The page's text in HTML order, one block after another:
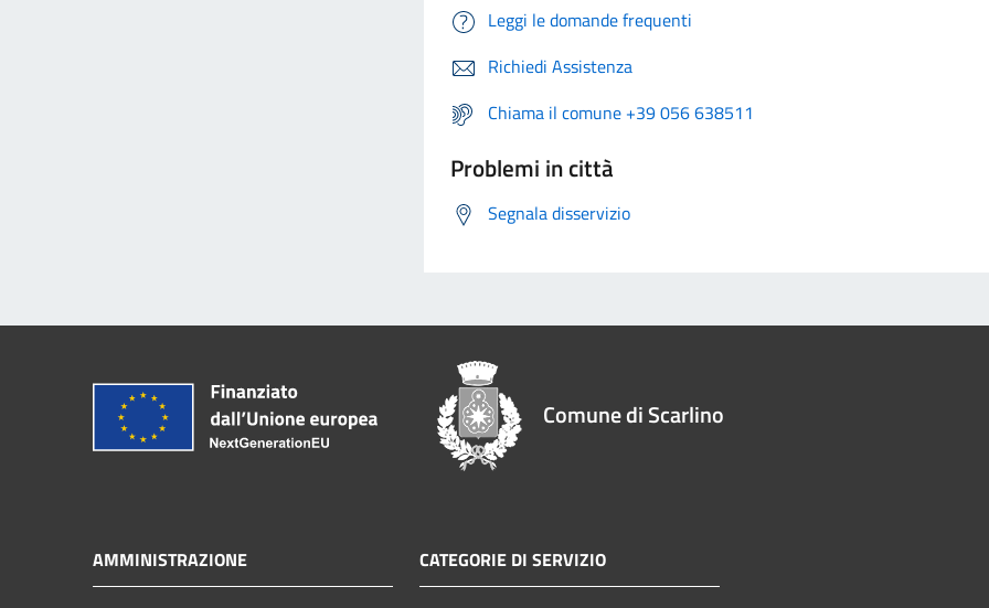
Leggi le domande frequenti
Richiedi Assistenza
Chiama il comune +39 056 638511
Problemi in città
Segnala disservizio
Comune di Scarlino
AMMINISTRAZIONE CATEGORIE DI SERVIZIO